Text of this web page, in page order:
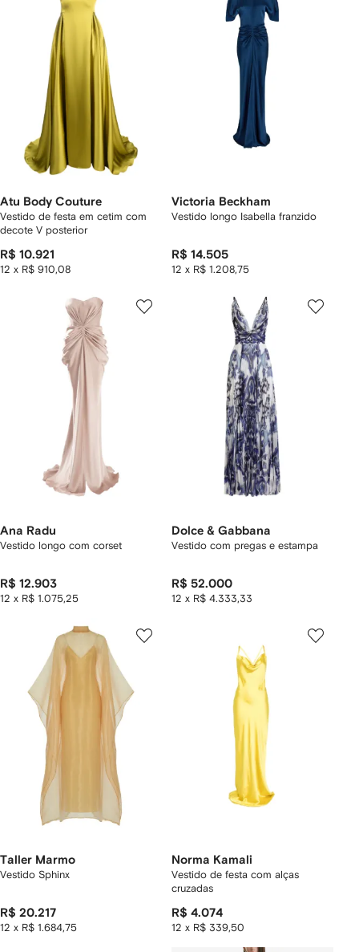
Atu Body Couture
Vestido de festa em cetim com
decote V posterior
R$ 10.921
12 x R$ 910,08
Victoria Beckham
Vestido longo Isabella franzido
R$ 14.505
12 x R$ 1.208,75
Ana Radu
Vestido longo com corset
R$ 12.903
12 x R$ 1.075,25
Dolce & Gabbana
Vestido com pregas e estampa
R$ 52.000
12 x R$ 4.333,33
Taller Marmo
Vestido Sphinx
R$ 20.217
12 x R$ 1.684,75
Norma Kamali
Vestido de festa com alças
cruzadas
R$ 4.074
12 x R$ 339,50